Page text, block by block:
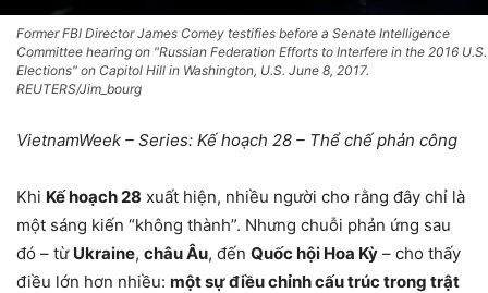
Former FBI Director James Comey testifies before a Senate Intelligence
Committee hearing on "Russian Federation Efforts to Interfere in the 2016 U.S.
Elections" on Capitol Hill in Washington, U.S. June 8, 2017.
REUTERS/Jim_bourg
VietnamWeek – Series: Kế hoạch 28 – Thể chế phản công
Khi Kế hoạch 28 xuất hiện, nhiều người cho rằng đây chỉ là
một sáng kiến “không thành”. Nhưng chuỗi phản ứng sau
đó – từ Ukraine, châu Âu, đến Quốc hội Hoa Kỳ – cho thấy
điều lớn hơn nhiều: một sự điều chỉnh cấu trúc trong trật